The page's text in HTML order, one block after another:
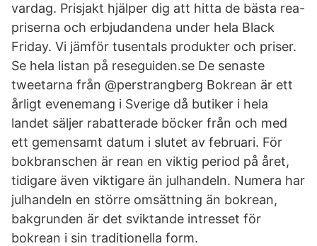
vardag. Prisjakt hjälper dig att hitta de bästa rea-
priserna och erbjudandena under hela Black
Friday. Vi jämför tusentals produkter och priser.
Se hela listan på reseguiden.se De senaste
tweetarna från @perstrangberg Bokrean är ett
årligt evenemang i Sverige då butiker i hela
landet säljer rabatterade böcker från och med
ett gemensamt datum i slutet av februari. För
bokbranschen är rean en viktig period på året,
tidigare även viktigare än julhandeln. Numera har
julhandeln en större omsättning än bokrean,
bakgrunden är det sviktande intresset för
bokrean i sin traditionella form.